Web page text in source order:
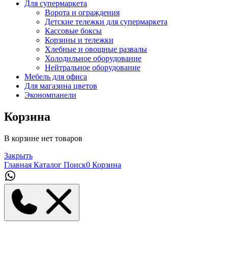
Для супермаркета
Ворота и ограждения
Детские тележки для супермаркета
Кассовые боксы
Корзины и тележки
Хлебные и овощные развалы
Холодильное оборудование
Нейтральное оборудование
Мебель для офиса
Для магазина цветов
Экономпанели
Корзина
В корзине нет товаров
Закрыть
Главная Каталог Поиск0 Корзина